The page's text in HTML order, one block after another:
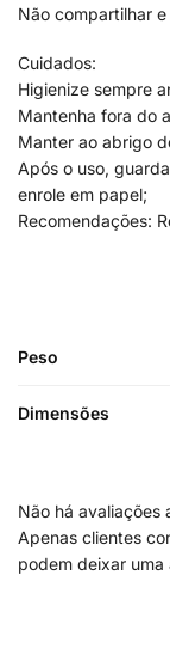
Não compartilhar
Cuidados:
Higienize sempre
Mantenha fora do
Manter ao abrigo
Após o uso,
enrole em papel;
Recomendações:
Peso
Dimensões
Não há avaliações
Apenas clientes
podem deixar uma